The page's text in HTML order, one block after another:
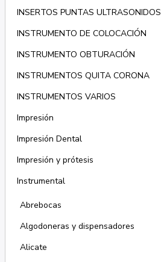
INSERTOS PUNTAS ULTRASONIDOS
INSTRUMENTO DE COLOCACIÓN
INSTRUMENTO OBTURACIÓN
INSTRUMENTOS QUITA CORONA
INSTRUMENTOS VARIOS
Impresión
Impresión Dental
Impresión y prótesis
Instrumental
Abrebocas
Algodoneras y dispensadores
Alicate